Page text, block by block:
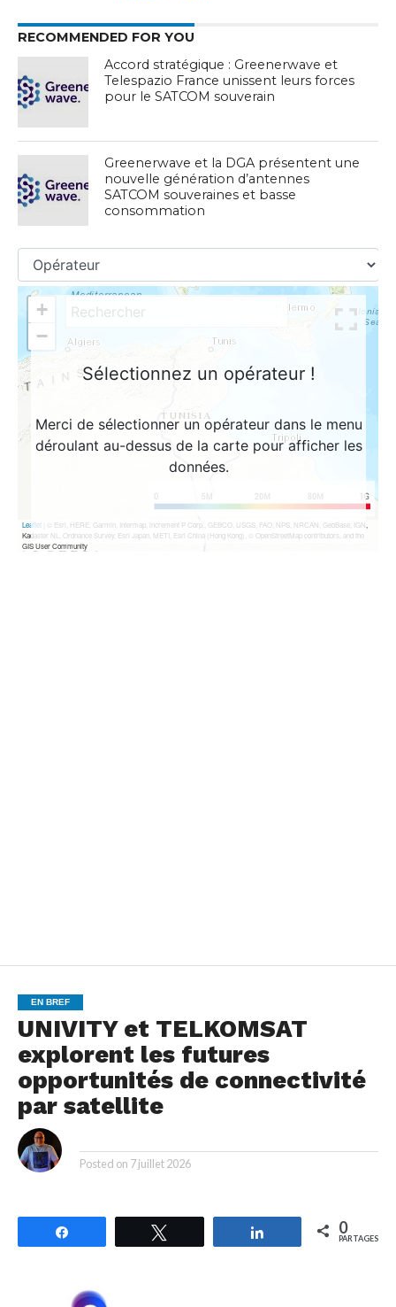
RECOMMENDED FOR YOU
Accord stratégique : Greenerwave et
Telespazio France unissent leurs forces
pour le SATCOM souverain
Greenerwave et la DGA présentent une
nouvelle génération d’antennes
SATCOM souveraines et basse
consommation
EN BREF
UNIVITY et TELKOMSAT
explorent les futures
opportunités de connectivité
par satellite
Posted on 7 juillet 2026
Partagez 0
PARTAGES